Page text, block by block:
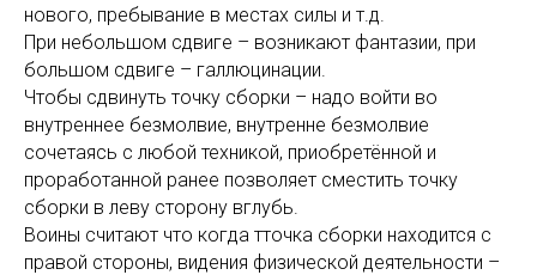
нового, пребывание в местах силы и т.д.
При небольшом сдвиге – возникают фантазии, при
большом сдвиге – галлюцинации.
Чтобы сдвинуть точку сборки – надо войти во
внутреннее безмолвие, внутренне безмолвие
сочетаясь с любой техникой, приобретённой и
проработанной ранее позволяет сместить точку
сборки в леву сторону вглубь.
Воины считают что когда тточка сборки находится с
правой стороны, видения физической деятельности –